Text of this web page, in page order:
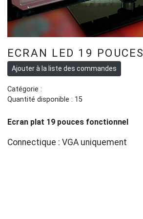
ECRAN LED 19 POUCES
Catégorie :
Quantité disponible : 15
Ecran plat 19 pouces fonctionnel
Connectique : VGA uniquement